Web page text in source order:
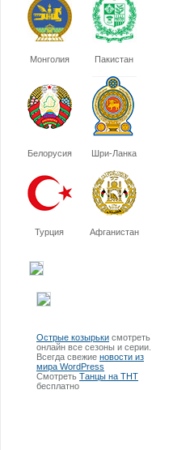
Монголия Пакистан
Белорусия Шри-Ланка
Турция Афганистан
Острые козырьки смотреть
онлайн все сезоны и серии.
Всегда свежие новости из
мира WordPress
Смотреть Танцы на ТНТ
бесплатно